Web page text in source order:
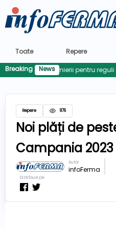
Toate Repere
Breaking
News
Repere 876
Noi plăți de
Campania 2023
Autor
infoFerma
Distribuie pe